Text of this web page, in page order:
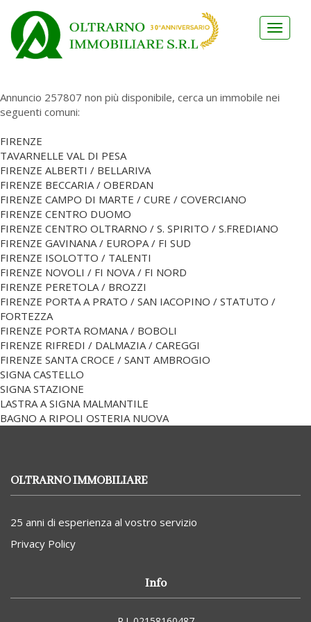
Toggle
Annuncio 257807 non più disponibile, cerca un immobile nei
seguenti comuni:
FIRENZE
TAVARNELLE VAL DI PESA
FIRENZE ALBERTI / BELLARIVA
FIRENZE BECCARIA / OBERDAN
FIRENZE CAMPO DI MARTE / CURE / COVERCIANO
FIRENZE CENTRO DUOMO
FIRENZE CENTRO OLTRARNO / S. SPIRITO / S.FREDIANO
FIRENZE GAVINANA / EUROPA / FI SUD
FIRENZE ISOLOTTO / TALENTI
FIRENZE NOVOLI / FI NOVA / FI NORD
FIRENZE PERETOLA / BROZZI
FIRENZE PORTA A PRATO / SAN IACOPINO / STATUTO /
FORTEZZA
FIRENZE PORTA ROMANA / BOBOLI
FIRENZE RIFREDI / DALMAZIA / CAREGGI
FIRENZE SANTA CROCE / SANT AMBROGIO
SIGNA CASTELLO
SIGNA STAZIONE
LASTRA A SIGNA MALMANTILE
BAGNO A RIPOLI OSTERIA NUOVA
OLTRARNO IMMOBILIARE
25 anni di esperienza al vostro servizio
Privacy Policy
Info